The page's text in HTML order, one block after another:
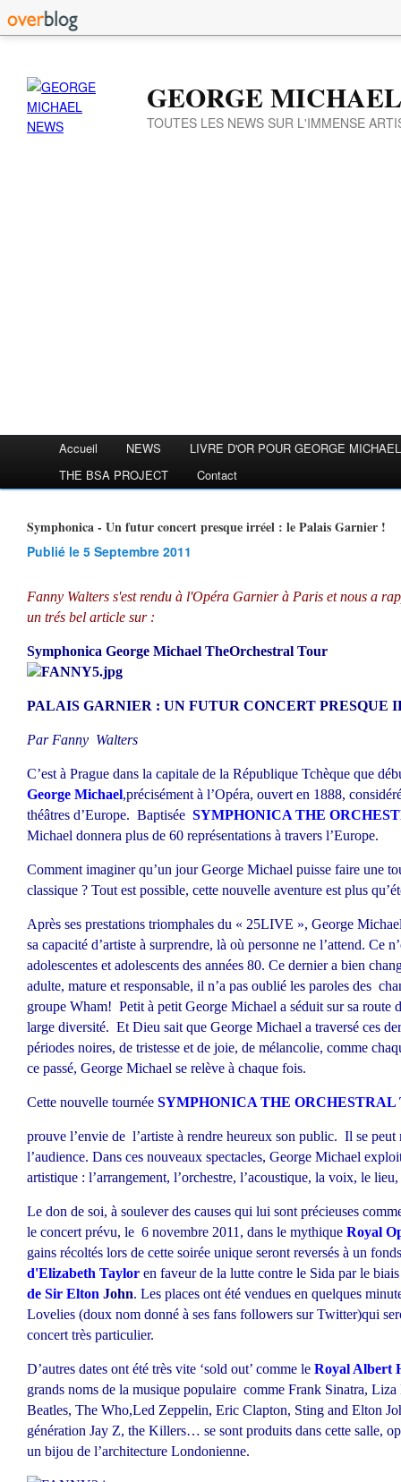
GEORGE
TOUTES LES NEWS SUR L'IMMENSE
Accueil NEWS
LIVRE D'OR POUR GEORGE MICHAEL
THE BSA PROJECT
Contact
Symphonica - Un futur concert presque irréel : le Palais Garnier !
Publié le 5 Septembre 2011
Fanny Walters s'est rendu à l'Opéra Garnier à Paris et nous a
un trés bel article sur :
Symphonica George Michael TheOrchestral Tour
PALAIS GARNIER : UN FUTUR CONCERT PRESQUE
Par Fanny Walters
C’est à Prague dans la capitale de la République Tchèque que
George Michael,précisément à l’Opéra, ouvert en 1888,
théâtres d’Europe. Baptisée SYMPHONICA THE
Michael donnera plus de 60 représentations à travers l’Europe.
Comment imaginer qu’un jour George Michael puisse faire une
classique ? Tout est possible, cette nouvelle aventure est plus
Après ses prestations triomphales du « 25LIVE », George
sa capacité d’artiste à surprendre, là où personne ne l’attend. Ce
adolescentes et adolescents des années 80. Ce dernier a bien
adulte, mature et responsable, il n’a pas oublié les paroles des
groupe Wham! Petit à petit George Michael a séduit sur sa route
large diversité. Et Dieu sait que George Michael a traversé ces
périodes noires, de tristesse et de joie, de mélancolie, comme
ce passé, George Michael se relève à chaque fois.
Cette nouvelle tournée SYMPHONICA THE ORCHESTRAL
prouve l’envie de l’artiste à rendre heureux son public. Il se peut
l’audience. Dans ces nouveaux spectacles, George Michael
artistique : l’arrangement, l’orchestre, l’acoustique, la voix, le
Le don de soi, à soulever des causes qui lui sont précieuses
le concert prévu, le 6 novembre 2011, dans le mythique Royal
gains récoltés lors de cette soirée unique seront reversés à un
d'Elizabeth Taylor en faveur de la lutte contre le Sida par le
de Sir Elton John. Les places ont été vendues en quelques
Lovelies (doux nom donné à ses fans followers sur Twitter)qui
concert très particulier.
D’autres dates ont été très vite ‘sold out’ comme le Royal Albert
grands noms de la musique populaire comme Frank Sinatra,
Beatles, The Who,Led Zeppelin, Eric Clapton, Sting and Elton
génération Jay Z, the Killers… se sont produits dans cette salle,
un bijou de l’architecture Londonienne.